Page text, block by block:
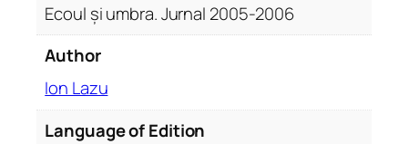
-
Ecoul și umbra. Jurnal 2005-2006
Author
Ion Lazu
Language of Edition